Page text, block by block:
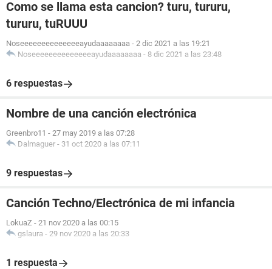
Como se llama esta cancion? turu, tururu,
tururu, tuRUUU
Noseeeeeeeeeeeeeeayudaaaaaaaa - 2 dic 2021 a las 19:21
Noseeeeeeeeeeeeeeayudaaaaaaaa - 8 dic 2021 a las 23:48
6 respuestas
Nombre de una canción electrónica
Greenbro11 - 27 may 2019 a las 07:28
Dalmaguer - 31 oct 2020 a las 07:11
9 respuestas
Canción Techno/Electrónica de mi infancia
LokuaZ - 21 nov 2020 a las 00:15
gslaura - 29 nov 2020 a las 20:33
1 respuesta